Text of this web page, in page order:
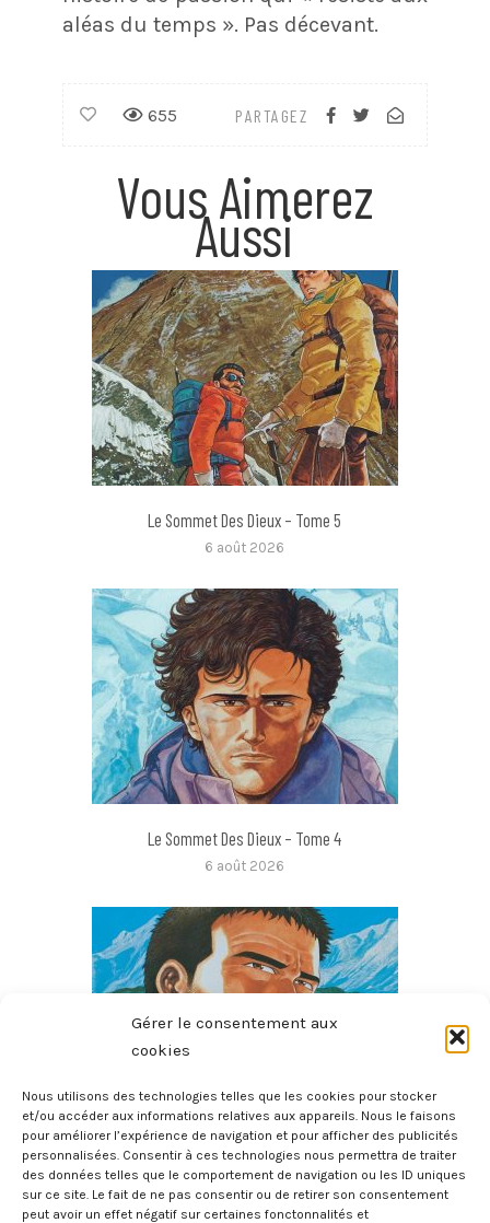
Gérer le consentement aux
cookies
Nous utilisons des technologies telles que les cookies pour stocker
et/ou accéder aux informations relatives aux appareils. Nous le faisons
pour améliorer l’expérience de navigation et pour afficher des publicités
personnalisées. Consentir à ces technologies nous permettra de traiter
des données telles que le comportement de navigation ou les ID uniques
sur ce site. Le fait de ne pas consentir ou de retirer son consentement
peut avoir un effet négatif sur certaines fonctonnalités et
aléas du temps ». Pas décevant.
PARTAGEZ
655
Vous Aimerez
Aussi
Le Sommet Des Dieux – Tome 5
6 août 2026
Le Sommet Des Dieux – Tome 4
6 août 2026
Le Sommet Des Dieux – Tome 3
6 août 2026